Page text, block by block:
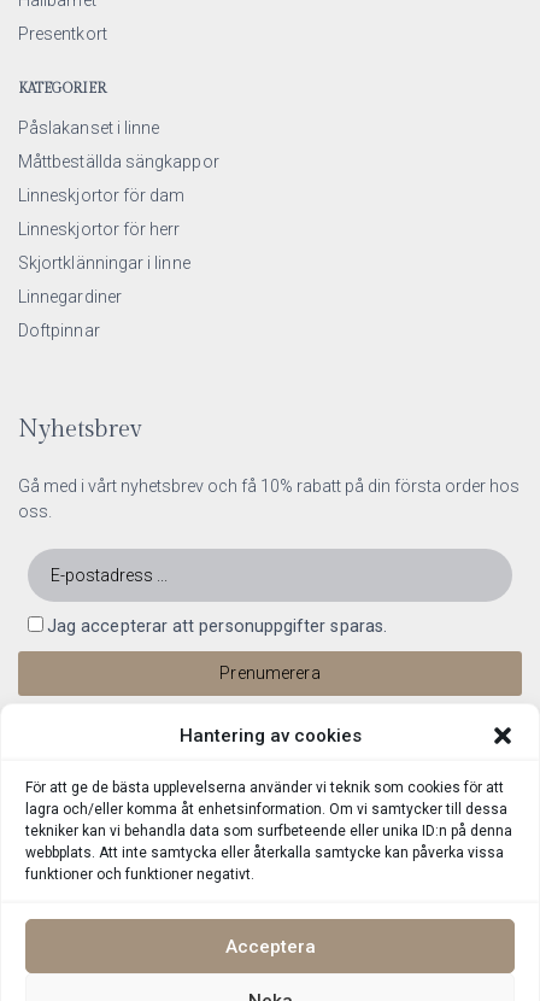
Hantering av cookies
För att ge de bästa upplevelserna använder vi teknik som cookies för att
lagra och/eller komma åt enhetsinformation. Om vi samtycker till dessa
tekniker kan vi behandla data som surfbeteende eller unika ID:n på denna
webbplats. Att inte samtycka eller återkalla samtycke kan påverka vissa
funktioner och funktioner negativt.
Acceptera
Presentkort
KATEGORIER
Påslakanset i linne
Måttbeställda sängkappor
Linneskjortor för dam
Linneskjortor för herr
Skjortklänningar i linne
Linnegardiner
Doftpinnar
Nyhetsbrev
Gå med i vårt nyhetsbrev och få 10% rabatt på din första order hos
oss.
Jag accepterar att personuppgifter sparas.